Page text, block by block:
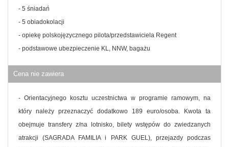
- 5 śniadań
- 5 obiadokolacji
- opiekę polskojęzycznego pilota/przedstawiciela Regent
- podstawowe ubezpieczenie KL, NNW, bagażu
Cena nie zawiera
- Orientacyjnego kosztu uczestnictwa w programie ramowym, na
który należy przeznaczyć dodatkowo 189 euro/osoba. Kwota ta
obejmuje transfery z/na lotnisko, bilety wstępów do zwiedzanych
atrakcji (SAGRADA FAMILIA i PARK GUEL), przejazdy podczas